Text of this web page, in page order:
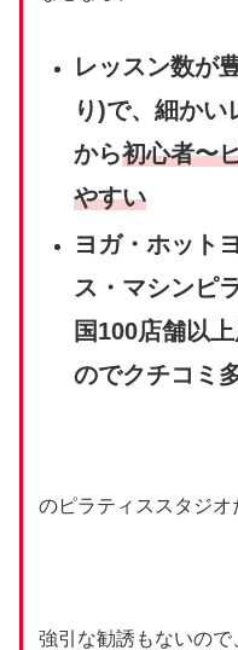
レッスン数が
り)で、細かい
から初心者〜
やすい
ヨガ・ホット
ス・マシンピ
国100店舗以
のでクチコミ
のピラティススタジオ
強引な勧誘もないの